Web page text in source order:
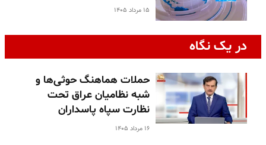
۱۵ مرداد ۱۴۰۵
در یک نگاه
حملات هماهنگ حوثی‌ها و
شبه نظامیان عراق تحت
نظارت سپاه پاسداران
۱۶ مرداد ۱۴۰۵